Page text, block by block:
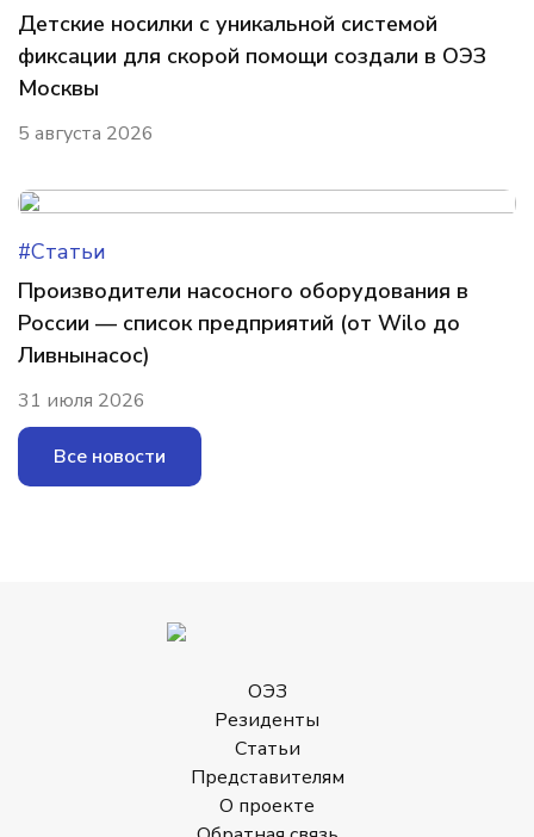
Детские носилки с уникальной системой
фиксации для скорой помощи создали в ОЭЗ
Москвы
5 августа 2026
#Статьи
Производители насосного оборудования в
России — список предприятий (от Wilo до
Ливнынасос)
31 июля 2026
Все новости
ОЭЗ
Резиденты
Статьи
Представителям
О проекте